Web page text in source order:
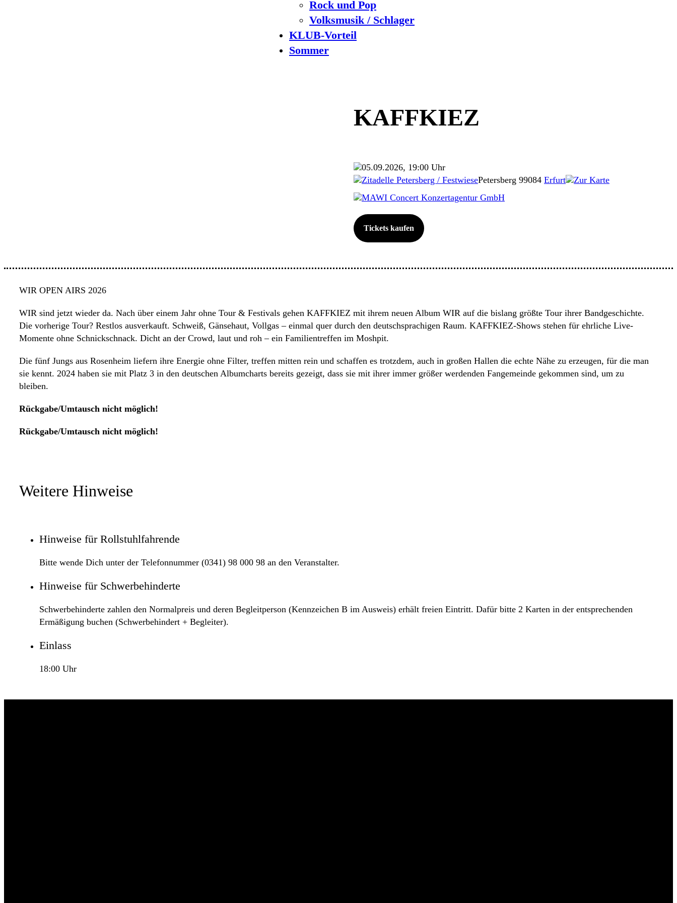
Rock und Pop
Volksmusik / Schlager
KLUB-Vorteil
Sommer
KAFFKIEZ
05.09.2026, 19:00 Uhr
Zitadelle Petersberg / FestwiesePetersberg 99084 Erfurt
Zur Karte
MAWI Concert Konzertagentur GmbH
Tickets kaufen
WIR OPEN AIRS 2026
WIR sind jetzt wieder da. Nach über einem Jahr ohne Tour & Festivals gehen KAFFKIEZ mit ihrem neuen Album WIR auf die bislang größte Tour ihrer Bandgeschichte.
Die vorherige Tour? Restlos ausverkauft. Schweiß, Gänsehaut, Vollgas – einmal quer durch den deutschsprachigen Raum. KAFFKIEZ-Shows stehen für ehrliche Live-
Momente ohne Schnickschnack. Dicht an der Crowd, laut und roh – ein Familientreffen im Moshpit.
Die fünf Jungs aus Rosenheim liefern ihre Energie ohne Filter, treffen mitten rein und schaffen es trotzdem, auch in großen Hallen die echte Nähe zu erzeugen, für die man
sie kennt. 2024 haben sie mit Platz 3 in den deutschen Albumcharts bereits gezeigt, dass sie mit ihrer immer größer werdenden Fangemeinde gekommen sind, um zu
bleiben.
Rückgabe/Umtausch nicht möglich!
Rückgabe/Umtausch nicht möglich!
Weitere Hinweise
Hinweise für Rollstuhlfahrende
Bitte wende Dich unter der Telefonnummer (0341) 98 000 98 an den Veranstalter.
Hinweise für Schwerbehinderte
Schwerbehinderte zahlen den Normalpreis und deren Begleitperson (Kennzeichen B im Ausweis) erhält freien Eintritt. Dafür bitte 2 Karten in der entsprechenden
Ermäßigung buchen (Schwerbehindert + Begleiter).
Einlass
18:00 Uhr